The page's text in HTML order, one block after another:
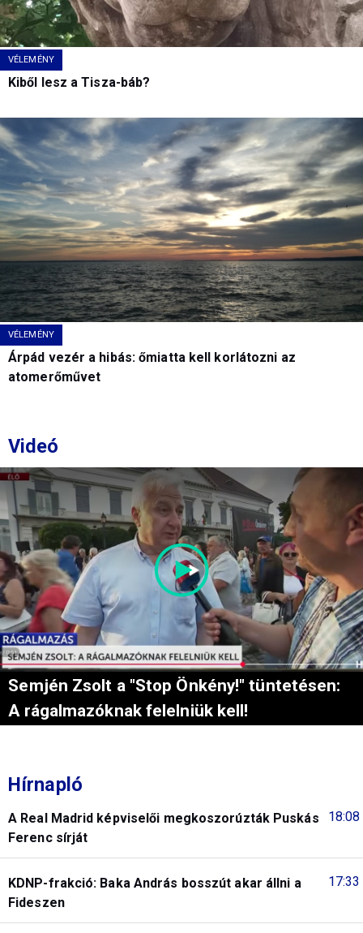
VÉLEMÉNY
Kiből lesz a Tisza-báb?
VÉLEMÉNY
Árpád vezér a hibás: őmiatta kell korlátozni az
atomerőművet
Videó
Semjén Zsolt a "Stop Önkény!" tüntetésen:
A rágalmazóknak felelniük kell!
Hírnapló
18:08
A Real Madrid képviselői megkoszorúzták Puskás
Ferenc sírját
17:33
KDNP-frakció: Baka András bosszút akar állni a
Fideszen